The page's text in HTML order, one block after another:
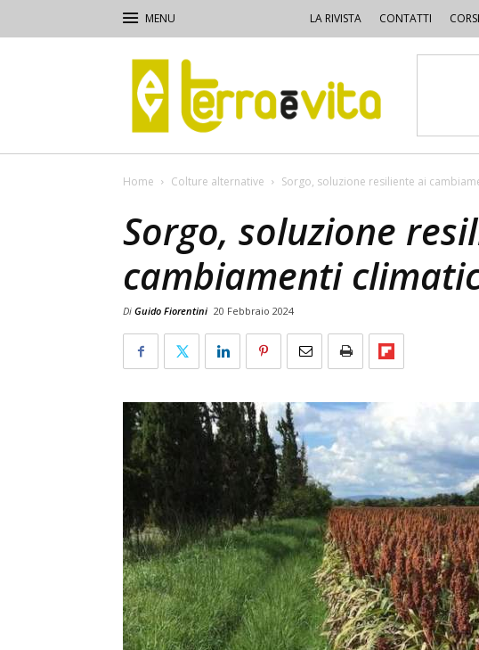
LA RIVISTA CONTATTI CORSI
Terra
e
Vita
Home Colture alternative Sorgo, soluzione resiliente ai
Sorgo, soluzione
cambiamenti
Di Guido Fiorentini 20 Febbraio 2024